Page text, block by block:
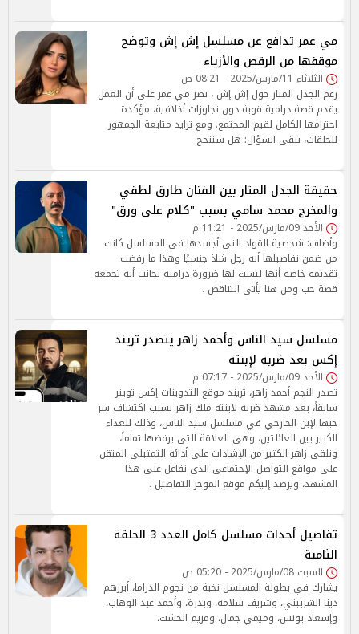
مي عمر تدافع عن مسلسل إش إش وتوضح
موقفها من الرقص والأزياء
الثلاثاء 11/مارس/2025 - 08:21 ص
رغم الجدل المثار حول إش إش ، تصر مي عمر على أن العمل
يقدم قصة درامية قوية دون تجاوزات أخلاقية، مؤكدة
احترامها الكامل لقيم المجتمع. ومع تزايد متابعة الجمهور
للحلقات، يبقى السؤال: هل ستنجح
حقيقة الجدل المثار بين الفنان طارق لطفي
والمخرج محمد سامي بسبب "كلام على ورق"
الأحد 09/مارس/2025 - 11:21 م
وأضاف: شخصية القواد التي أجسدها في المسلسل كانت
من ضمن تفاصيلها أنه رجل شاذ جنسيًا وهذا ما رفضت
تقديمه خاصة أنها ليست لها ضرورة درامية بجانب أنه تجمعه
قصة حب ومن هنا يأتى التناقض .
مسلسل سيد الناس وأحمد زاهر يتصدر تريند
إكس بعد ضربه لإبنته
الأحد 09/مارس/2025 - 07:17 م
تصدر النجم أحمد زاهر، تريند موقع التدوينات إكس تويتر
سابقاً، بعد مشهد ضربه لابنته ملك زاهر بسبب اكتشاف سر
حبها لإبن الجارحي في مسلسل سيد الناس، وذلك للعداء
الكبير بين العائلتين، وهي العلاقة التى يرفضها تماماً،
وتلقى زاهر الكثير من الإشادات على أدائه التمثيلى المتقن
على مواقع التواصل الإجتماعى الذى تفاعل على هذا
المشهد، ويرصد إليكم موقع الموجز التفاصيل .
تفاصيل أحداث مسلسل كامل العدد 3 الحلقة
الثامنة
السبت 08/مارس/2025 - 05:20 ص
يشارك في بطولة المسلسل نخبة من نجوم الدراما، أبرزهم
دينا الشربيني، وشريف سلامة، وبدرة، وأحمد عبد الوهاب،
وإسعاد يونس، وميمي جمال، ومريم الخشت،